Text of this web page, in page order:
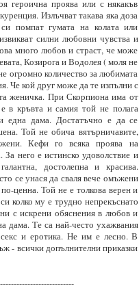
героична проява или с някакъв
Излъчват такава яка доза
помпат гумата на колата или
силни любовни чувства и
много любов и страст, че може
Козирога и Водолея ( моля не
огромно количество за любимата
Че кой друг може да те изпълни с
женичка. При Скорпиона има от
в кръвта и самия той не полага
една дама. Достатъчно е да се
Той не обича вятърничавите,
Кефи го всяка проява на
него е истинско удоволствие и
достолепна и красива.
се унася да сваля вече омъжени
ценна. Той не е толкова верен и
колко му е трудно непрекъснато
с искрени обяснения в любов и
дама. Те са най-често ухажвания
и еротика. Не им е лесно. В
- всички допълнителни приказки